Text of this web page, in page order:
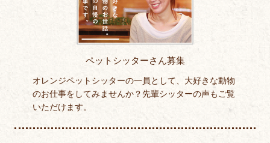
ペットシッターさん募集
オレンジペットシッターの一員として、大好きな動物
のお仕事をしてみませんか？先輩シッターの声もご覧
いただけます。